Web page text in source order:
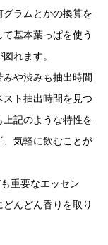
ラムとかの換算を
基本葉っぱを使う
れます。
や渋みも抽出時間
ト抽出時間を見つ
記のような特性を
気軽に飲むことが
重要なエッセン
んどん香りを取り